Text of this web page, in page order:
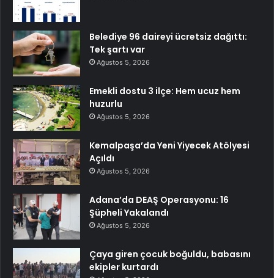
Belediye 96 daireyi ücretsiz dağıttı:
Tek şartı var
Ağustos 5, 2026
Emekli dostu 3 ilçe: Hem ucuz hem
huzurlu
Ağustos 5, 2026
Kemalpaşa’da Yeni Yiyecek Atölyesi
Açıldı
Ağustos 5, 2026
Adana’da DEAŞ Operasyonu: 16
Şüpheli Yakalandı
Ağustos 5, 2026
Çaya giren çocuk boğuldu, babasını
ekipler kurtardı